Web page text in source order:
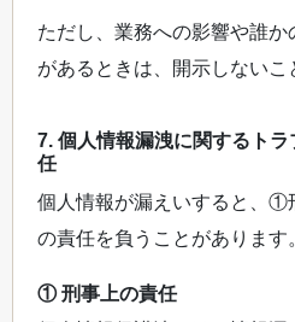
ただし、業務への影響や誰
があるときは、開示しないこ
7. 個人情報漏洩に関するト
任
個人情報が漏えいすると、
の責任を負うことがあります
① 刑事上の責任